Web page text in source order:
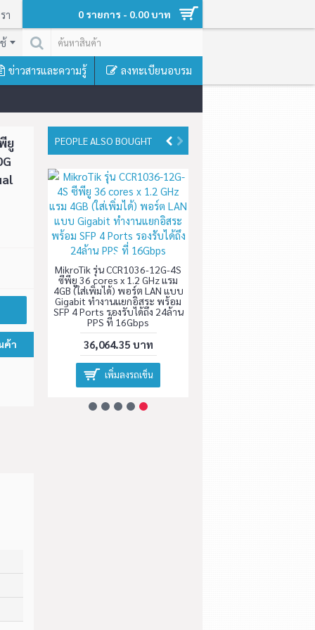
า 0 รายการ - 0.00 บาท
ข่าวสารและความรู้ ลงทะเบียนอบรม
PEOPLE ALSO BOUGHT
MikroTik รุ่น CCR1036-12G-4S
ซีพียู 36 cores x 1.2 GHz แรม
4GB (ใส่เพิ่มได้) พอร์ต LAN แบบ
Gigabit ทำงานแยกอิสระ พร้อม
SFP 4 Ports รองรับได้ถึง 24ล้าน
PPS ที่ 16Gbps
36,064.35 บาท
เพิ่มลงรถเข็น
ยู
ค้า